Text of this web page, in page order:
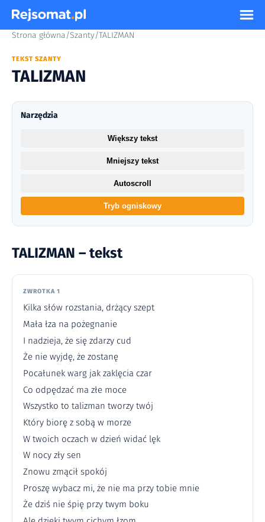
Strona główna/Szanty/TALIZMAN
TEKST SZANTY
TALIZMAN
TALIZMAN – tekst
ZWROTKA 1
Kilka słów rozstania, drżący szept
Mała łza na pożegnanie
I nadzieja, że się zdarzy cud
Że nie wyjdę, że zostanę
Pocałunek warg jak zaklęcia czar
Co odpędzać ma złe moce
Wszystko to talizman tworzy twój
Który biorę z sobą w morze
W twoich oczach w dzień widać lęk
W nocy zły sen
Znowu zmącił spokój
Proszę wybacz mi, że nie ma przy tobie mnie
Że dziś nie śpię przy twym boku
Narzędzia
Większy tekst
Mniejszy tekst
Autoscroll
Tryb ogniskowy